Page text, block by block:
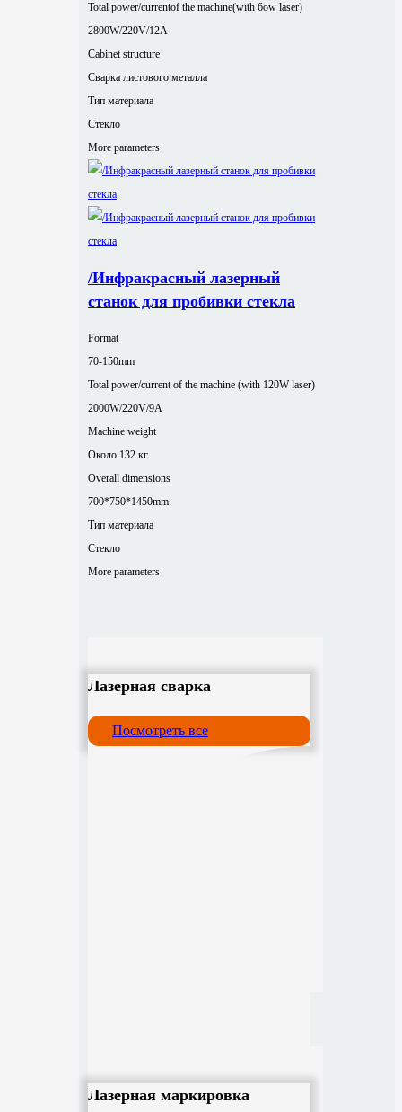
Total power/currentof the machine(with 6ow laser)
2800W/220V/12A
Cabinet structure
Сварка листового металла
Тип материала
Стекло
More parameters
/Инфракрасный лазерный
станок для пробивки стекла
Format
70-150mm
Total power/current of the machine (with 120W laser)
2000W/220V/9A
Machine weight
Около 132 кг
Overall dimensions
700*750*1450mm
Тип материала
Стекло
More parameters
Лазерная сварка
Посмотреть все
Лазерная маркировка